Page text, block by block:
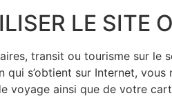
LE SITE
transit ou tourisme sur le
s’obtient sur Internet,
voyage ainsi que de votre